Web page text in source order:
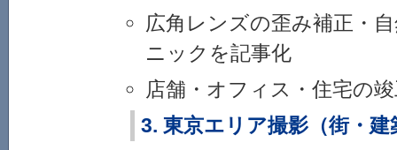
広角レンズの歪み補正・
ニックを記事化
店舗・オフィス・住宅の
3. 東京エリア撮影（街・